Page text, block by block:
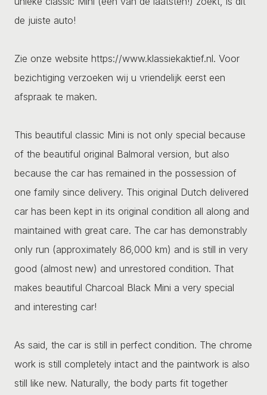
de juiste auto!
Zie onze website https://www.klassiekaktief.nl. Voor
bezichtiging verzoeken wij u vriendelijk eerst een
afspraak te maken.
This beautiful classic Mini is not only special because
of the beautiful original Balmoral version, but also
because the car has remained in the possession of
one family since delivery. This original Dutch delivered
car has been kept in its original condition all along and
maintained with great care. The car has demonstrably
only run (approximately 86,000 km) and is still in very
good (almost new) and unrestored condition. That
makes beautiful Charcoal Black Mini a very special
and interesting car!
As said, the car is still in perfect condition. The chrome
work is still completely intact and the paintwork is also
still like new. Naturally, the body parts fit together